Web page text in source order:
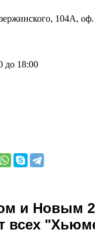
104А, оф.
до 18:00
и Новым
всех